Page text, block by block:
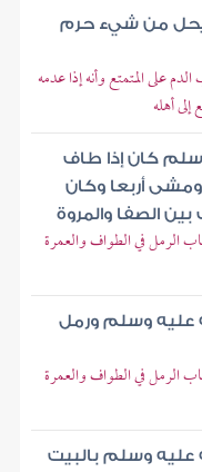
يحل من شيء حرم
المتمتع وأنه إذا عدمه
أهله
كان إذا طاف
ومشى أربعا وكان
الصفا والمروة
في الطواف والعمرة
عليه وسلم ورمل
في الطواف والعمرة
عليه وسلم بالبيت